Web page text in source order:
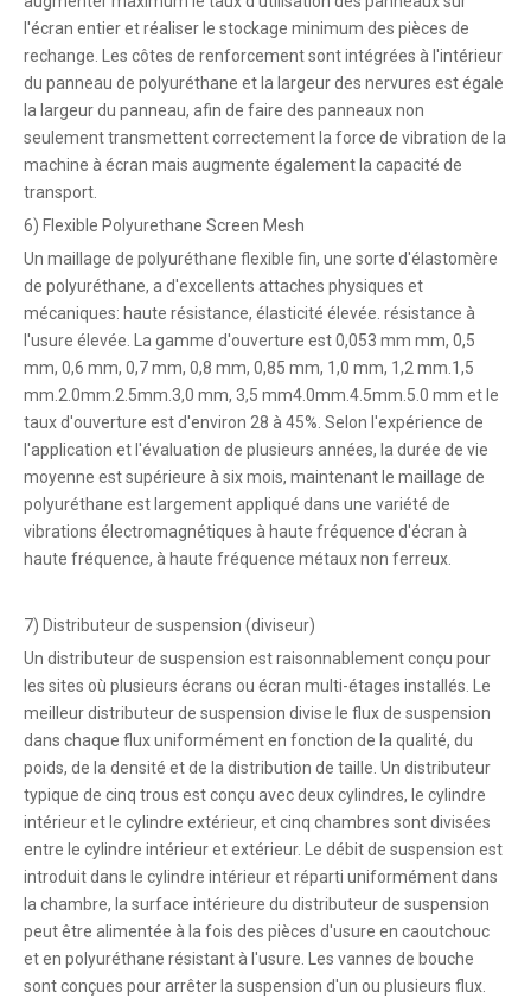
l'écran entier et réaliser le stockage minimum des pièces de
rechange. Les côtes de renforcement sont intégrées à l'intérieur
du panneau de polyuréthane et la largeur des nervures est égale
la largeur du panneau, afin de faire des panneaux non
seulement transmettent correctement la force de vibration de la
machine à écran mais augmente également la capacité de
transport.
6) Flexible Polyurethane Screen Mesh
Un maillage de polyuréthane flexible fin, une sorte d'élastomère
de polyuréthane, a d'excellents attaches physiques et
mécaniques: haute résistance, élasticité élevée. résistance à
l'usure élevée. La gamme d'ouverture est 0,053 mm mm, 0,5
mm, 0,6 mm, 0,7 mm, 0,8 mm, 0,85 mm, 1,0 mm, 1,2 mm.1,5
mm.2.0mm.2.5mm.3,0 mm, 3,5 mm4.0mm.4.5mm.5.0 mm et le
taux d'ouverture est d'environ 28 à 45%. Selon l'expérience de
l'application et l'évaluation de plusieurs années, la durée de vie
moyenne est supérieure à six mois, maintenant le maillage de
polyuréthane est largement appliqué dans une variété de
vibrations électromagnétiques à haute fréquence d'écran à
haute fréquence, à haute fréquence métaux non ferreux.
7) Distributeur de suspension (diviseur)
Un distributeur de suspension est raisonnablement conçu pour
les sites où plusieurs écrans ou écran multi-étages installés. Le
meilleur distributeur de suspension divise le flux de suspension
dans chaque flux uniformément en fonction de la qualité, du
poids, de la densité et de la distribution de taille. Un distributeur
typique de cinq trous est conçu avec deux cylindres, le cylindre
intérieur et le cylindre extérieur, et cinq chambres sont divisées
entre le cylindre intérieur et extérieur. Le débit de suspension est
introduit dans le cylindre intérieur et réparti uniformément dans
la chambre, la surface intérieure du distributeur de suspension
peut être alimentée à la fois des pièces d'usure en caoutchouc
et en polyuréthane résistant à l'usure. Les vannes de bouche
sont conçues pour arrêter la suspension d'un ou plusieurs flux.